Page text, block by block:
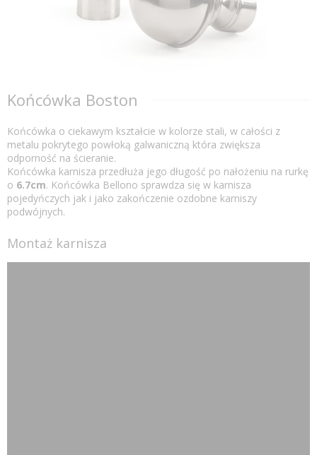
Końcówka Boston
Końcówka o ciekawym kształcie w kolorze stali, w całości z
metalu pokrytego powłoką galwaniczną która zwiększa
odporność na ścieranie.
Końcówka karnisza przedłuża jego długość po nałożeniu na rurkę
o 6.7cm. Końcówka Bellono sprawdza się w karnisza
pojedyńczych jak i jako zakończenie ozdobne karniszy
podwójnych.
Montaż karnisza